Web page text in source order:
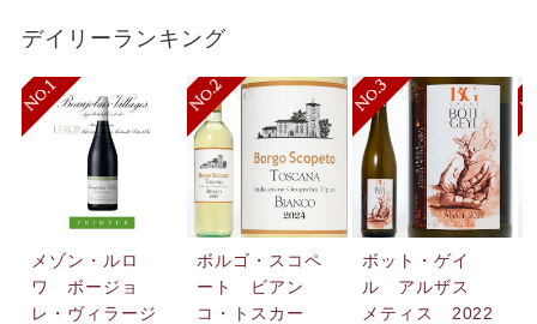
デイリーランキング
メゾン・ルロ
ワ ボージョ
レ・ヴィラージ
ボルゴ・スコペ
ート ビアン
コ・トスカー
ボット・ゲイ
ル アルザス
メティス 2022